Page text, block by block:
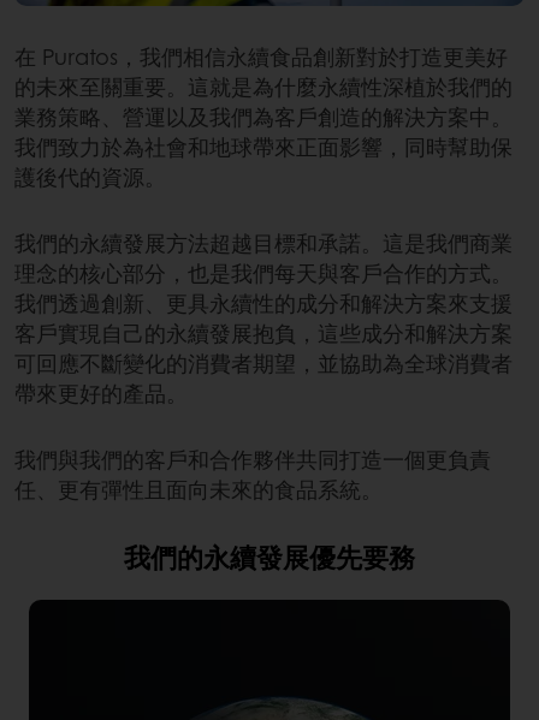
在 Puratos，我們相信永續食品創新對於打造更美好
的未來至關重要。這就是為什麼永續性深植於我們的
業務策略、營運以及我們為客戶創造的解決方案中。
我們致力於為社會和地球帶來正面影響，同時幫助保
護後代的資源。
我們的永續發展方法超越目標和承諾。這是我們商業
理念的核心部分，也是我們每天與客戶合作的方式。
我們透過創新、更具永續性的成分和解決方案來支援
客戶實現自己的永續發展抱負，這些成分和解決方案
可回應不斷變化的消費者期望，並協助為全球消費者
帶來更好的產品。
我們與我們的客戶和合作夥伴共同打造一個更負責
任、更有彈性且面向未來的食品系統。
我們的永續發展優先要務